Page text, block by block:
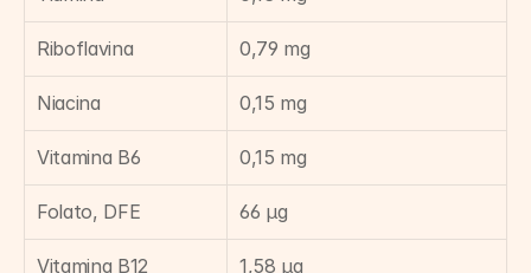
Riboflavina 0,79 mg
Niacina 0,15 mg
Vitamina B6 0,15 mg
Folato, DFE 66 µg
Vitamina B12 1,58 µg